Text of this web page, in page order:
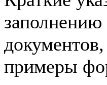
примеры